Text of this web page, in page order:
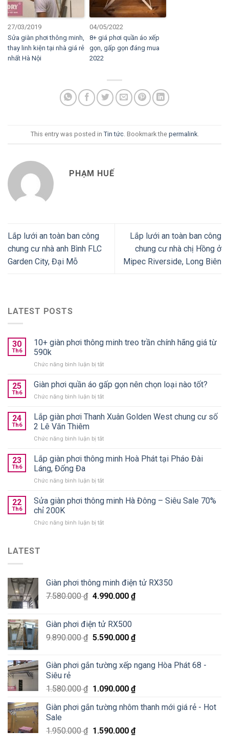
27/03/2019
Sửa giàn phơi thông minh,
thay linh kiện tại nhà giá rẻ
nhất Hà Nội
04/05/2022
8+ giá phơi quần áo xếp
gọn, gấp gọn đáng mua
2022
This entry was posted in Tin tức. Bookmark the permalink.
PHẠM HUẾ
Lắp lưới an toàn ban công
chung cư nhà anh Bình FLC
Garden City, Đại Mỗ
Lắp lưới an toàn ban công
chung cư nhà chị Hồng ở
Mipec Riverside, Long Biên
LATEST POSTS
30
Th6
10+ giàn phơi thông minh treo trần chính hãng giá từ
590k
Chức năng bình luận bị tắtở
giàn
phơi
thông
treo
hãng
từ
25
Th6
Giàn phơi quần áo gấp gọn nên chọn loại nào tốt?
Chức năng bình luận bị tắtở
phơi
gấp
nên
nào
24
Th6
Lắp giàn phơi Thanh Xuân Golden West chung cư số
2 Lê Văn Thiêm
Chức năng bình luận bị tắtở
giàn
Xuân
West
số
23
Th6
Lắp giàn phơi thông minh Hoà Phát tại Pháo Đài
Láng, Đống Đa
Chức năng bình luận bị tắtở
giàn
phơi
minh
Đống
Đa
22
Th6
Sửa giàn phơi thông minh Hà Đông – Siêu Sale 70%
chỉ 200K
Chức năng bình luận bị tắtở
Đông
–
Siêu
chỉ
200K
LATEST
Giàn phơi thông minh điện tử RX350
7.580.000₫ 4.990.000 ₫
Giàn phơi điện tử RX500
9.890.000₫ 5.590.000 ₫
Giàn phơi gắn tường xếp ngang Hòa Phát 68 -
Siêu rẻ
1.580.000₫ 1.090.000 ₫
Giàn phơi gắn tường nhôm thanh mới giá rẻ - Hot
Sale
1.950.000₫ 1.590.000 ₫